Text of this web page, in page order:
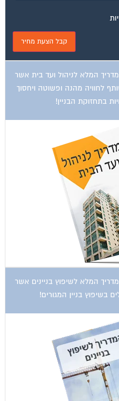
המלא לניהול ועד בית אשר
לחוויה מהנה ופשוטה ויחסוך
בתחזוקת הבניין!
המלא לשיפוץ בניינים אשר
בשיפוץ בניין המגורים!